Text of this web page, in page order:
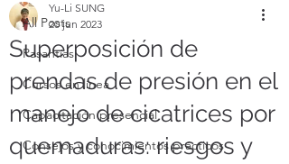
All Posts
Pasantías
Cursos en línea
Capacitación presencial
Consejos y conocimientos prácticos
Superposición de
prendas de presión en el
manejo de cicatrices por
quemaduras: riesgos y
Yu-Li SUNG
20 jun 2023